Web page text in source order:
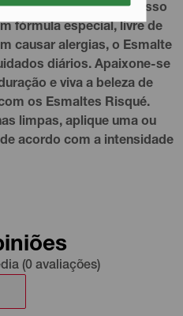
nails art que farão sucesso
fórmula especial, livre de
causar alergias, o Esmalte
diários. Apaixone-se
e viva a beleza de
os Esmaltes Risqué.
limpas, aplique uma ou
acordo com a intensidade
(0 avaliações)